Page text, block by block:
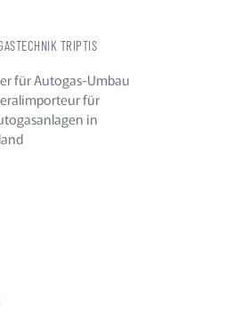
TRIPTIS
für Autogas-Umbau
für
in